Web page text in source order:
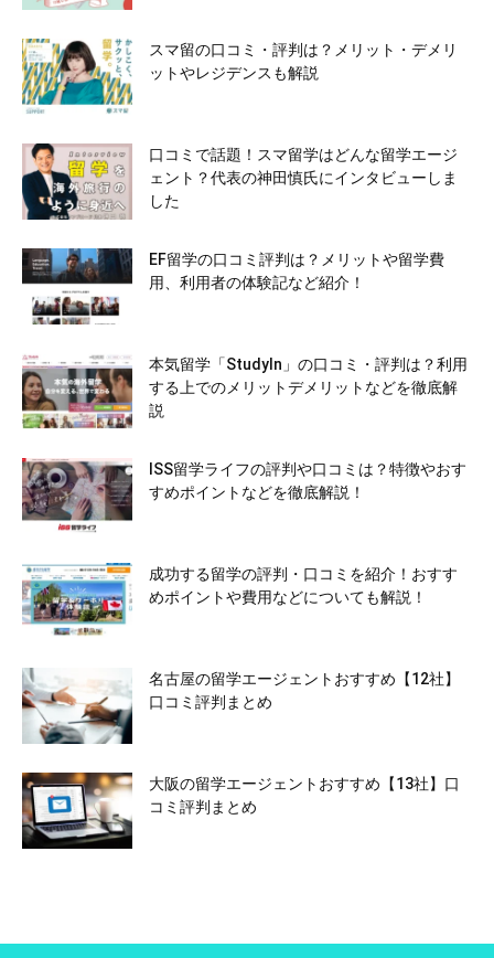
スマ留の口コミ・評判は？メリット・デメリ
ットやレジデンスも解説
口コミで話題！スマ留学はどんな留学エージ
ェント？代表の神田慎氏にインタビューしま
した
EF留学の口コミ評判は？メリットや留学費
用、利用者の体験記など紹介！
本気留学「StudyIn」の口コミ・評判は？利用
する上でのメリットデメリットなどを徹底解
説
ISS留学ライフの評判や口コミは？特徴やおす
すめポイントなどを徹底解説！
成功する留学の評判・口コミを紹介！おすす
めポイントや費用などについても解説！
名古屋の留学エージェントおすすめ【12社】
口コミ評判まとめ
大阪の留学エージェントおすすめ【13社】口
コミ評判まとめ